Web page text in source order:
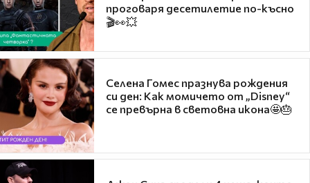
проговаря десетилетие по-късно
🎬👀💥
Селена Гомес празнува рождения
си ден: Как момичето от „Disney“
се превърна в световна икона🤩🎂